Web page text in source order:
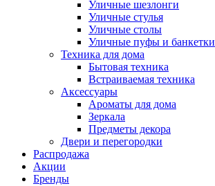
Уличные шезлонги
Уличные стулья
Уличные столы
Уличные пуфы и банкетки
Техника для дома
Бытовая техника
Встраиваемая техника
Аксессуары
Ароматы для дома
Зеркала
Предметы декора
Двери и перегородки
Распродажа
Акции
Бренды